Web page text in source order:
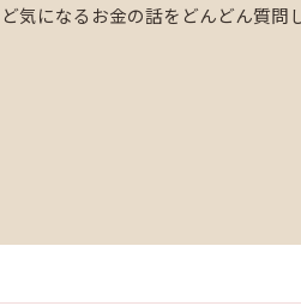
ど気になるお金の話をどんどん質問